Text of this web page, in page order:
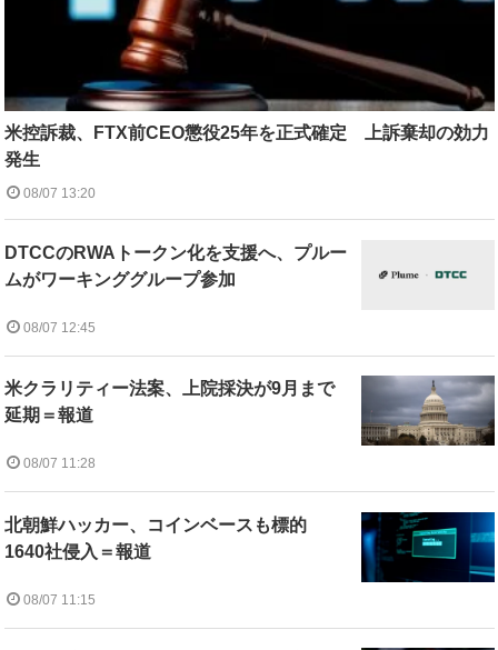
米控訴裁、FTX前CEO懲役25年を正式確定 上訴棄却の効力
発生
08/07 13:20
DTCCのRWAトークン化を支援へ、プルー
ムがワーキンググループ参加
08/07 12:45
米クラリティー法案、上院採決が9月まで
延期＝報道
08/07 11:28
北朝鮮ハッカー、コインベースも標的
1640社侵入＝報道
08/07 11:15